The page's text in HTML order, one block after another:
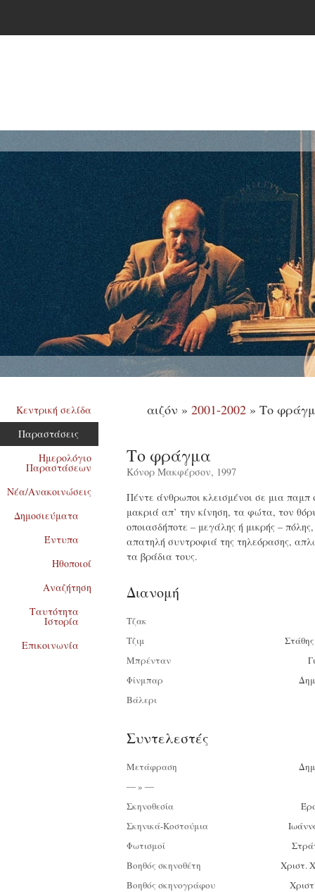
Κεντρική σελίδα
Παραστάσεις
Ημερολόγιο
Παραστάσεων
Νέα/Ανακοινώσεις
Δημοσιεύματα
Έντυπα
Ηθοποιοί
Αναζήτηση
Ταυτότητα
Ιστορία
Επικοινωνία
αιζόν » 2001-2002 » Το
Το φράγμα
Κόνορ Μακφέρσον, 1997
Πέντε άνθρωποι κλεισμένοι σε μια παμπ
μακριά απ’ την κίνηση, τα φώτα, τον
οποιασδήποτε – μεγάλης ή μικρής –
απατηλή συντροφιά της τηλεόρασης,
τα βράδια τους.
Διανομή
Τζακ
Τζιμ
Μπρένταν
Φίνμπαρ
Βάλερι
Συντελεστές
Μετάφραση
― » ―
Σκηνοθεσία
Σκηνικά-Κοστούμια
Φωτισμοί
Βοηθός σκηνοθέτη
Χριστ.
Βοηθός σκηνογράφου